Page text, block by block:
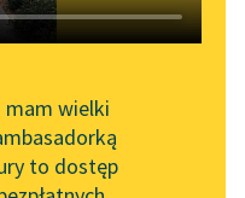
Zgłoś brak utworu
Narzędzia
Mapa Wolnych Lektur
mam wielki
to dostęp
z Tańskich